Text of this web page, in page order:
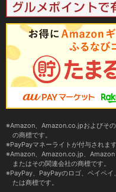
Amazon、Amazon.co.jpおよびそ
の商標です。
PayPayマネーライトが付与されま
Amazon、Amazon.co.jp、
またはその関連会社の商標です。
PayPay、PayPayのロゴ、ペイペ
たは商標です。